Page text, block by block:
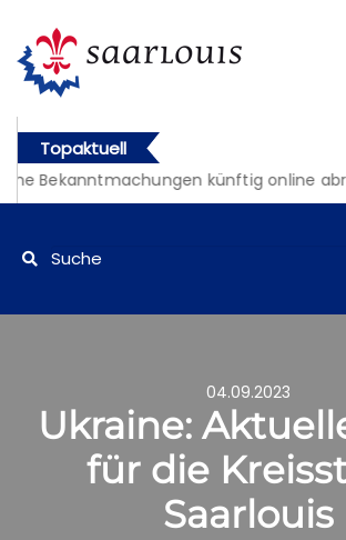
Topaktuell
Bekanntmachungen künftig online
04.09.2023
Ukraine:
für die
Saarlouis